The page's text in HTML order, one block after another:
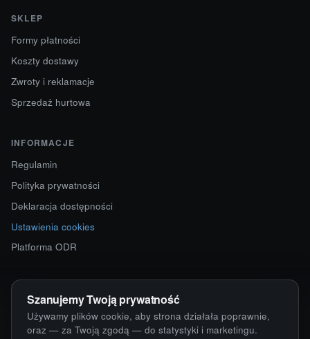
SKLEP
Formy płatności
Koszty dostawy
Zwroty i reklamacje
Sprzedaż hurtowa
INFORMACJE
Regulamin
Polityka prywatności
Deklaracja dostępności
Ustawienia cookies
Platforma ODR
KONTAKT
ul. Starokościelna 12
63-750 Sulmierzyce
Szanujemy Twoją prywatność
Używamy plików cookie, aby strona działała poprawnie,
oraz — za Twoją zgodą — do statystyki i marketingu.